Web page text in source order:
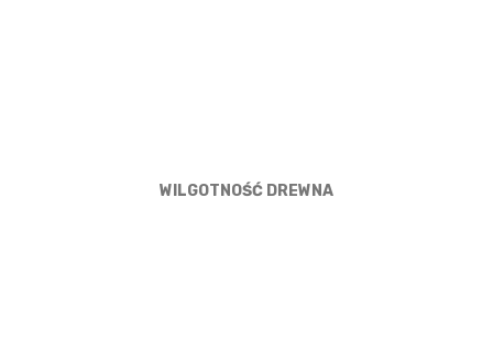
WILGOTNOŚĆ DREWNA